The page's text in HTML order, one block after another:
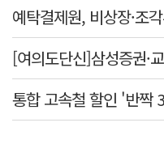
[여의도단신]삼성증권·
통합 고속철 할인 '반짝